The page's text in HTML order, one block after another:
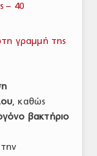
– 40
γραμμή της
, καθώς
βακτήριο